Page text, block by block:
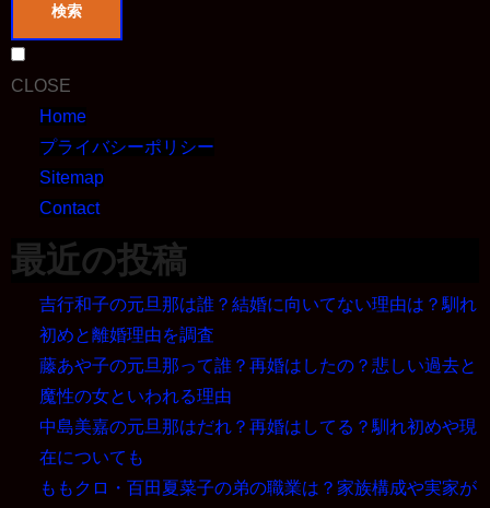
検索
CLOSE
Home
プライバシーポリシー
Sitemap
Contact
最近の投稿
吉行和子の元旦那は誰？結婚に向いてない理由は？馴れ
初めと離婚理由を調査
藤あや子の元旦那って誰？再婚はしたの？悲しい過去と
魔性の女といわれる理由
中島美嘉の元旦那はだれ？再婚はしてる？馴れ初めや現
在についても
ももクロ・百田夏菜子の弟の職業は？家族構成や実家が